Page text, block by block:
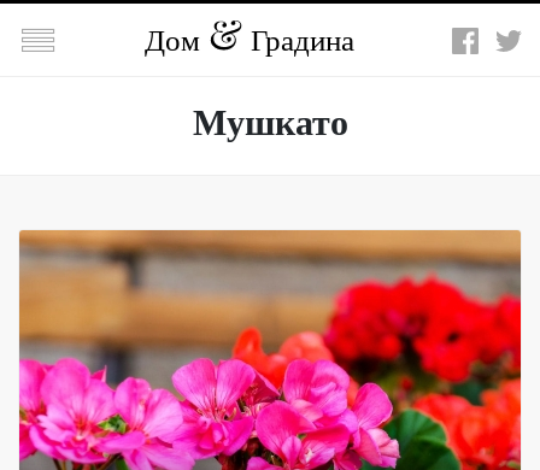
 Дом Градина
Мушкато